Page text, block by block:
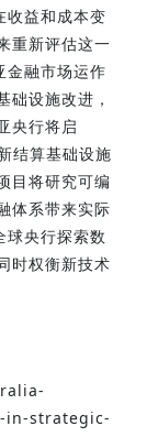
收益和成本变
重新评估这一
金融市场运作
础设施改进，
央行将启
结算基础设施
目将研究可编
体系带来实际
球央行探索数
时权衡新技术
in-strategic-